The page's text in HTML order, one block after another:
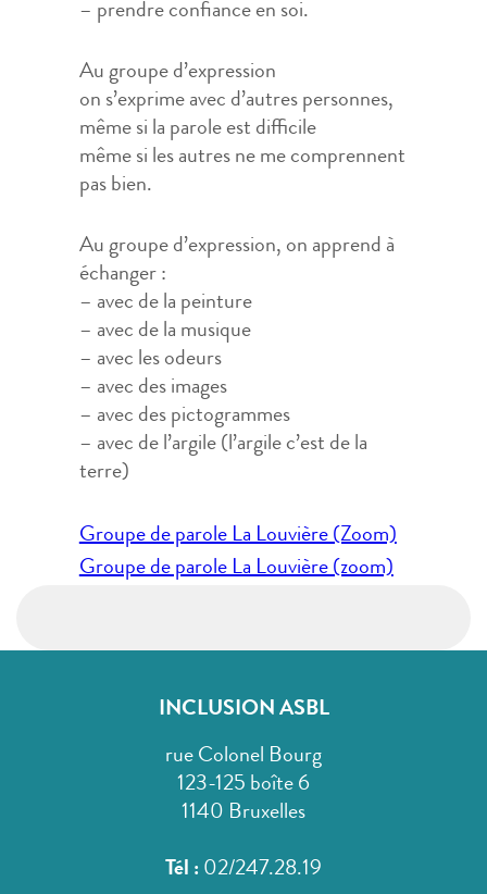
– prendre confiance en soi.
Au groupe d’expression
on s’exprime avec d’autres personnes,
même si la parole est difficile
même si les autres ne me comprennent
pas bien.
Au groupe d’expression, on apprend à
échanger :
– avec de la peinture
– avec de la musique
– avec les odeurs
– avec des images
– avec des pictogrammes
– avec de l’argile (l’argile c’est de la
terre)
Navigation
de
Groupe de parole La Louvière (Zoom)
Groupe de parole La Louvière (zoom)
INCLUSION ASBL
rue Colonel Bourg
123-125 boîte 6
1140 Bruxelles
Tél : 02/247.28.19